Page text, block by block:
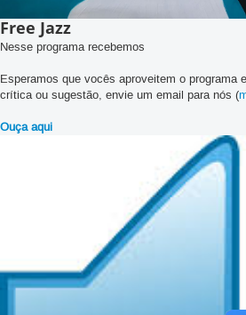
Free Jazz
Nesse programa recebemos
Esperamos que vocês aproveitem o programa
crítica ou sugestão, envie um email para nós (
Ouça aqui